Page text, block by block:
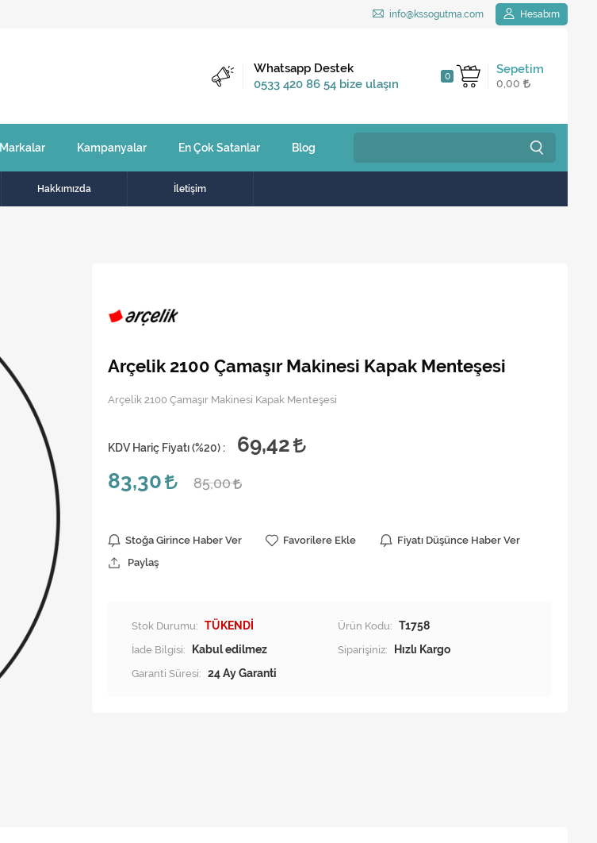
info@kssogutma.com Hesabım
Sepetim
0
0,00
Kargo Bedava
2.500 TL ve üzeri
Whatsapp Destek
0533 420 86 54 bize ulaşın
Markalar Kampanyalar En Çok Satanlar Blog
Hakkımızda İletişim
Arçelik 2100 Çamaşır Makinesi Kapak Menteşesi
Arçelik 2100 Çamaşır Makinesi Kapak Menteşesi
KDV Hariç Fiyatı (%20) :
69,42
83,30
85,00
Stoğa Girince Haber Ver Favorilere Ekle
Fiyatı Düşünce Haber Ver
Paylaş
Stok Durumu: TÜKENDİ Ürün Kodu: T1758
İade Bilgisi:
Siparişiniz:
Hızlı Kargo
Garanti Süresi: 24 Ay Garanti